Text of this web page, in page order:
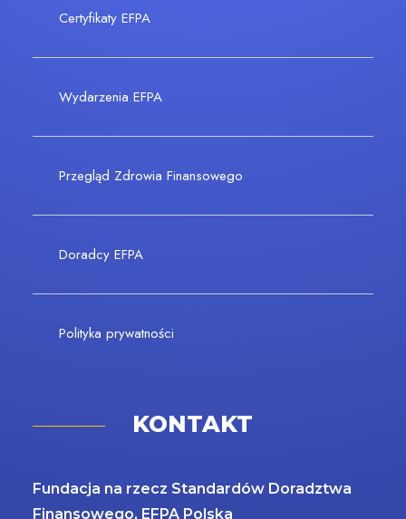
Certyfikaty EFPA
Wydarzenia EFPA
Przegląd Zdrowia Finansowego
Doradcy EFPA
Polityka prywatności
KONTAKT
Fundacja na rzecz Standardów Doradztwa
Finansowego, EFPA Polska